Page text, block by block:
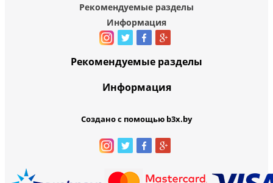
Рекомендуемые разделы
Информация
Рекомендуемые разделы
Информация
Создано с помощью b3x.by